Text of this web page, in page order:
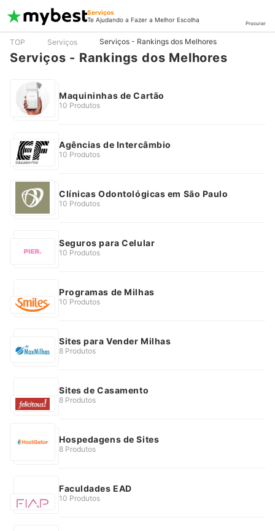
Serviços
Te Ajudando a Fazer a Melhor Escolha
Procurar
TOP Serviços Serviços - Rankings dos Melhores
Serviços - Rankings dos Melhores
Maquininhas de Cartão
10 Produtos
Agências de Intercâmbio
10 Produtos
Clínicas Odontológicas em São Paulo
10 Produtos
Seguros para Celular
10 Produtos
Programas de Milhas
10 Produtos
Sites para Vender Milhas
8 Produtos
Sites de Casamento
8 Produtos
Hospedagens de Sites
8 Produtos
Faculdades EAD
10 Produtos